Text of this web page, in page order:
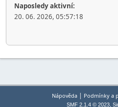
Naposledy aktivní:
20. 06. 2026, 05:57:18
Nápověda| Podmínky a
SMF 2.1.4 © 2023,